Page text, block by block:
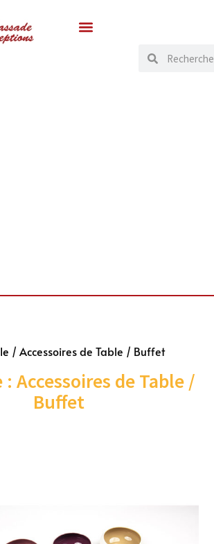
/ Accessoires de Table / Buffet
Accessoires de Table /
Buffet